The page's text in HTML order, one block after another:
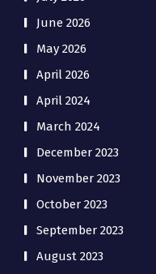
June 2026
May 2026
April 2026
April 2024
March 2024
December 2023
November 2023
October 2023
September 2023
August 2023